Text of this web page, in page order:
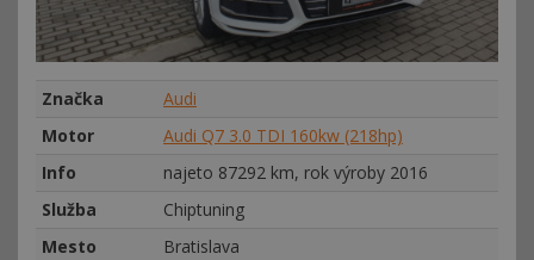
Značka
Audi
Motor
Audi Q7 3.0 TDI 160kw (218hp)
Info
najeto 87292 km, rok výroby 2016
Služba
Chiptuning
Mesto
Bratislava